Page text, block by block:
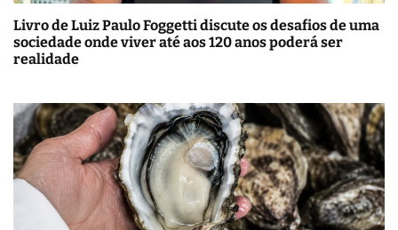
Livro de Luiz Paulo Foggetti discute os desafios de uma
sociedade onde viver até aos 120 anos poderá ser
realidade